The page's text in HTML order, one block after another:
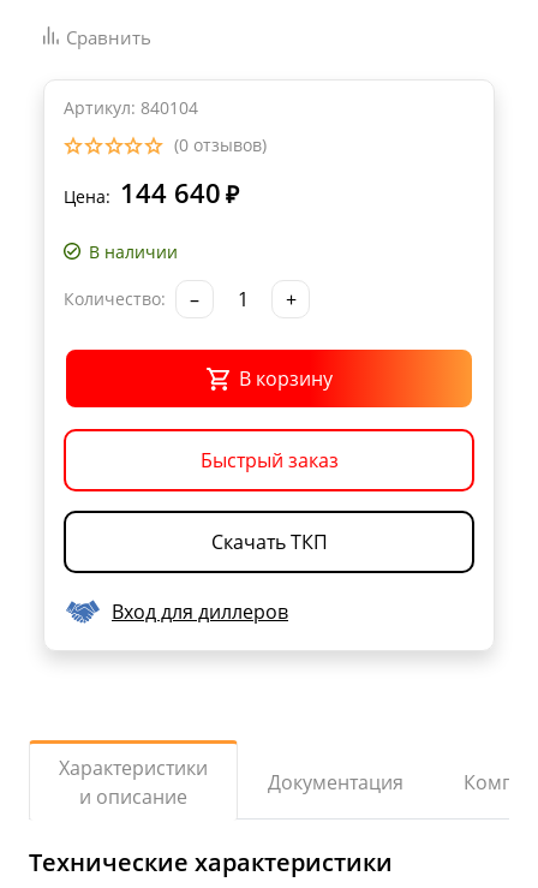
Сравнить
Артикул: 840104
(0 отзывов)
Цена: 144 640 ₽
В наличии
Количество: – +
В корзину
Быстрый заказ
Скачать ТКП
Вход для диллеров
Характеристики
и описание
Документация
Технические характеристики